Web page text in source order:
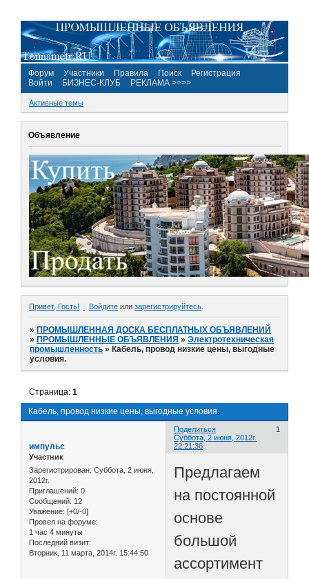
Форум Участники Правила Поиск
Регистрация
Войти
БИЗНЕС-КЛУБ РЕКЛАМА >>>>
Активные темы
Объявление
Привет, Гость! Войдите или зарегистрируйтесь
»ПРОМЫШЛЕННАЯ ДОСКА БЕСПЛАТНЫХ ОБЪЯВЛЕНИЙ
»ПРОМЫШЛЕННЫЕ ОБЪЯВЛЕНИЯ »Электротехническая
промышленность »Кабель, провод низкие цены, выгодные
условия.
Кабель, провод низкие цены, выгодные условия.
Страница:1
Поделиться
1
Суббота, 2 июня, 2012г.
22:21:36
импульс
Участник
Зарегистрирован: Суббота, 2 июня,
2012г.
Приглашений: 0
Сообщений: 12
Уважение: [+0/-0]
Провел на форуме:
1 час 4 минуты
Последний визит:
Вторник, 11 марта, 2014г. 15:44:50
Предлагаем
на постоянной
основе
большой
ассортимент